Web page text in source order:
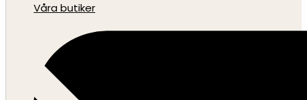
Våra butiker